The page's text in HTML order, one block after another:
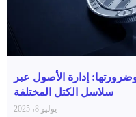
إدارة الأصول عبر
سلاسل الكتل المختلفة
يوليو 8، 2025